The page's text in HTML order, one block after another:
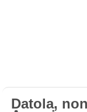
Datola,